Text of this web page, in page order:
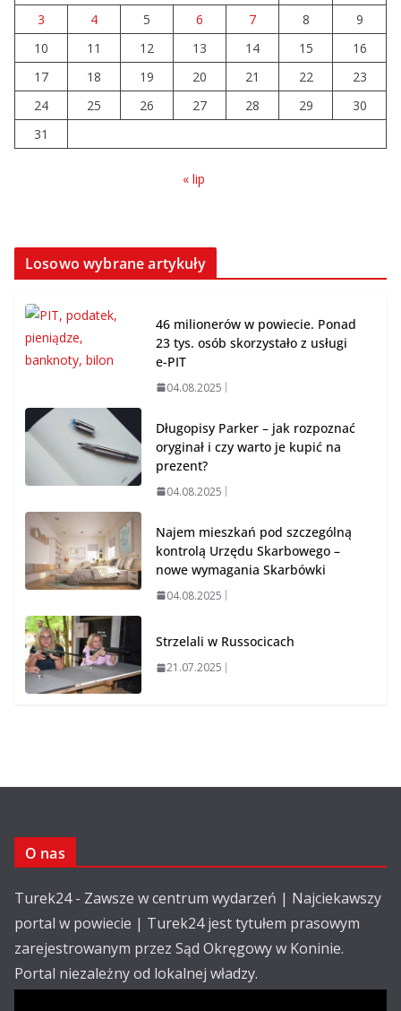
Brylant dla Turku? 255. miejsce
trudno uznać za sukces
07.08.2026
3
4 5 6 7 8
9
10
11 12 13 14 15
16
17
18 19 20 21 22
23
24
25 26 27 28 29
30
31
« lip
Losowo wybrane artykuły
46 milionerów w powiecie. Ponad
23 tys. osób skorzystało z usługi
e-PIT
04.08.2025
Długopisy Parker – jak rozpoznać
oryginał i czy warto je kupić na
prezent?
04.08.2025
Najem mieszkań pod szczególną
kontrolą Urzędu Skarbowego –
nowe wymagania Skarbówki
04.08.2025
Strzelali w Russocicach
21.07.2025
O nas
Turek24 - Zawsze w centrum wydarzeń | Najciekawszy
portal w powiecie | Turek24 jest tytułem prasowym
zarejestrowanym przez Sąd Okręgowy w Koninie.
Portal niezależny od lokalnej władzy.